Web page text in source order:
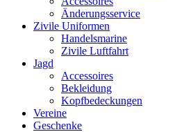
Änderungsservice
Zivile Uniformen
Handelsmarine
Zivile Luftfahrt
Jagd
Accessoires
Bekleidung
Kopfbedeckungen
Vereine
Geschenke